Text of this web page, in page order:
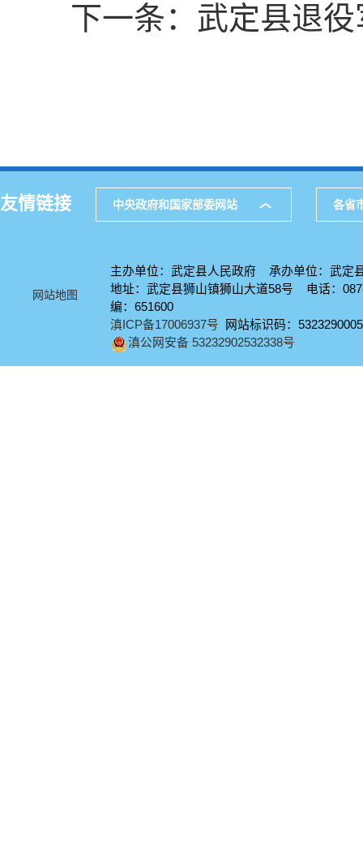
下一条： 武定县退
友情链接 中央政府和国家部委网站 各省
网站地图
主办单位：武定县人民政府 承办单位：武定
地址：武定县狮山镇狮山大道58号 电话：
编：651600
滇ICP备17006937号 网站标识码：5323290005
滇公网安备 53232902532338号